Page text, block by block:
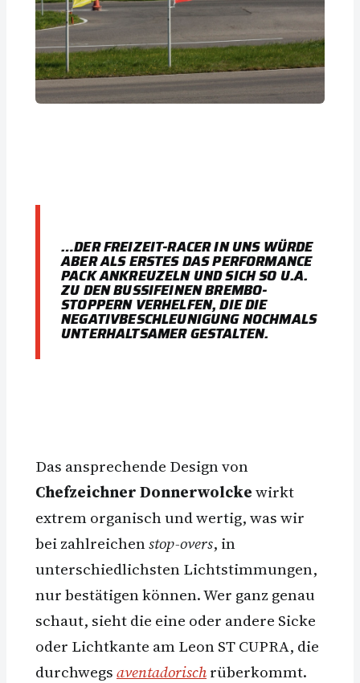
…DER FREIZEIT-RACER IN UNS WÜRDE
ABER ALS ERSTES DAS PERFORMANCE
PACK ANKREUZELN UND SICH SO U.A.
ZU DEN BUSSIFEINEN BREMBO-
STOPPERN VERHELFEN, DIE DIE
NEGATIVBESCHLEUNIGUNG NOCHMALS
UNTERHALTSAMER GESTALTEN.
Das ansprechende Design von
Chefzeichner Donnerwolckewirkt
extrem organisch und wertig, was wir
bei zahlreichenstop-overs, in
unterschiedlichsten Lichtstimmungen,
nur bestätigen können. Wer ganz genau
schaut, sieht die eine oder andere Sicke
oder Lichtkante am Leon ST CUPRA, die
durchwegsaventadorischrüberkommt.